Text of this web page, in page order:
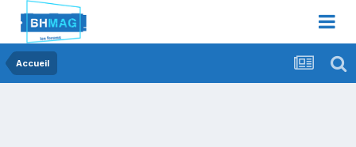
Accueil